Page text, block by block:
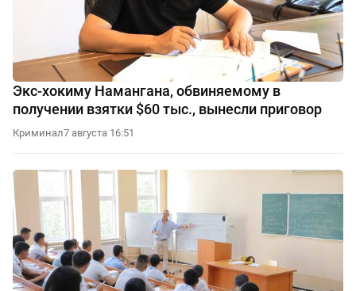
Экс-хокиму Намангана, обвиняемому в
получении взятки $60 тыс., вынесли приговор
Криминал7 августа 16:51